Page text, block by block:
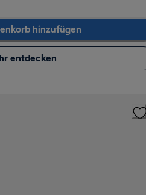
hinzufügen
entdecken